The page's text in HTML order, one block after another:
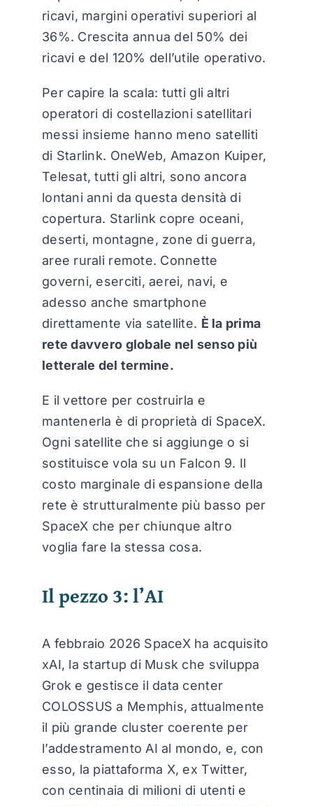
ricavi, margini operativi superiori al
36%. Crescita annua del 50% dei
ricavi e del 120% dell’utile operativo.
Per capire la scala: tutti gli altri
operatori di costellazioni satellitari
messi insieme hanno meno satelliti
di Starlink. OneWeb, Amazon Kuiper,
Telesat, tutti gli altri, sono ancora
lontani anni da questa densità di
copertura. Starlink copre oceani,
deserti, montagne, zone di guerra,
aree rurali remote. Connette
governi, eserciti, aerei, navi, e
adesso anche smartphone
direttamente via satellite. È la prima
rete davvero globale nel senso più
letterale del termine.
E il vettore per costruirla e
mantenerla è di proprietà di SpaceX.
Ogni satellite che si aggiunge o si
sostituisce vola su un Falcon 9. Il
costo marginale di espansione della
rete è strutturalmente più basso per
SpaceX che per chiunque altro
voglia fare la stessa cosa.
Il pezzo 3: l’AI
A febbraio 2026 SpaceX ha acquisito
xAI, la startup di Musk che sviluppa
Grok e gestisce il data center
COLOSSUS a Memphis, attualmente
il più grande cluster coerente per
l’addestramento AI al mondo, e, con
esso, la piattaforma X, ex Twitter,
con centinaia di milioni di utenti e